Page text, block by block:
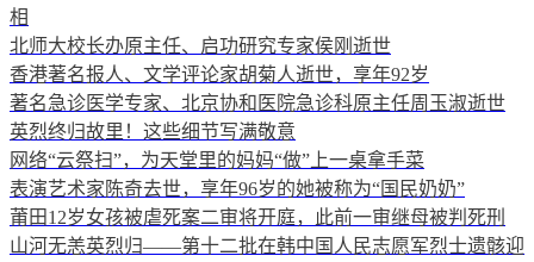
相
北师大校长办原主任、启功研究专家侯刚逝世
香港著名报人、文学评论家胡菊人逝世，享年92岁
著名急诊医学专家、北京协和医院急诊科原主任周玉淑逝世
英烈终归故里！这些细节写满敬意
网络“云祭扫”，为天堂里的妈妈“做”上一桌拿手菜
表演艺术家陈奇去世，享年96岁的她被称为“国民奶奶”
莆田12岁女孩被虐死案二审将开庭，此前一审继母被判死刑
山河无恙英烈归——第十二批在韩中国人民志愿军烈士遗骸迎